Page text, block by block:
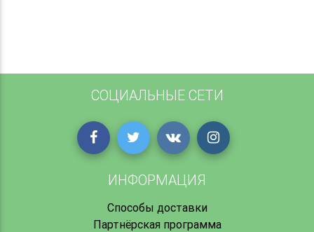
СОЦИАЛЬНЫЕ СЕТИ
ИНФОРМАЦИЯ
Способы доставки
Партнёрская программа